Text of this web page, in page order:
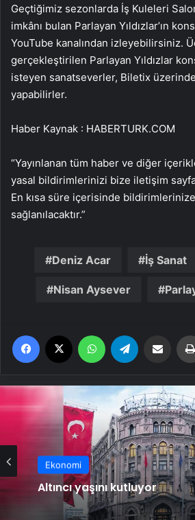
Geçtiğimiz sezonlarda İş Kuleleri
imkânı bulan Parlayan Yıldızlar’ın
YouTube kanalından izleyebilirsiniz.
gerçekleştirilen Parlayan Yıldızlar
isteyen sanatseverler, Biletix
yapabilirler.
Haber Kaynak : HABERTURK.COM
“Yayınlanan tüm haber ve diğer
yasal bildirimlerinizi bize iletişim
En kısa süre içerisinde
sağlanılacaktır.”
Deniz Acar İş Sanat
Nisan Aysever
Facebook WhatsApp Email'den
Ekonomi
Altıncı yaşını kutluyor